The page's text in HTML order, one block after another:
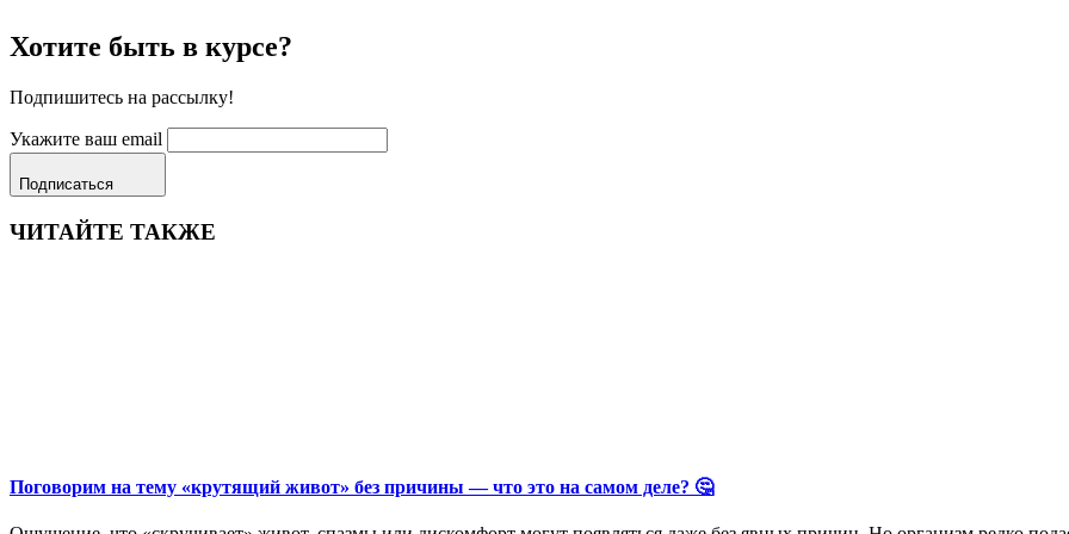
Хотите быть в курсе?
Подпишитесь на рассылку!
Укажите ваш email
Подписаться
ЧИТАЙТЕ ТАКЖЕ
Поговорим на тему «крутящий живот» без причины — что это на самом деле? 🤔